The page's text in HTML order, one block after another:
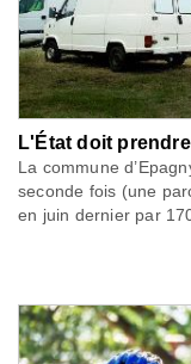
L'État doit
La commune
seconde fois (une
en juin dernier par